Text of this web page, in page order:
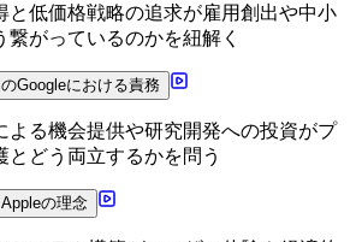
と低価格戦略の追求が雇用創出や中小
繋がっているのかを紐解く
Googleにおける責務
よる機会提供や研究開発への投資がプ
とどう両立するかを問う
の理念